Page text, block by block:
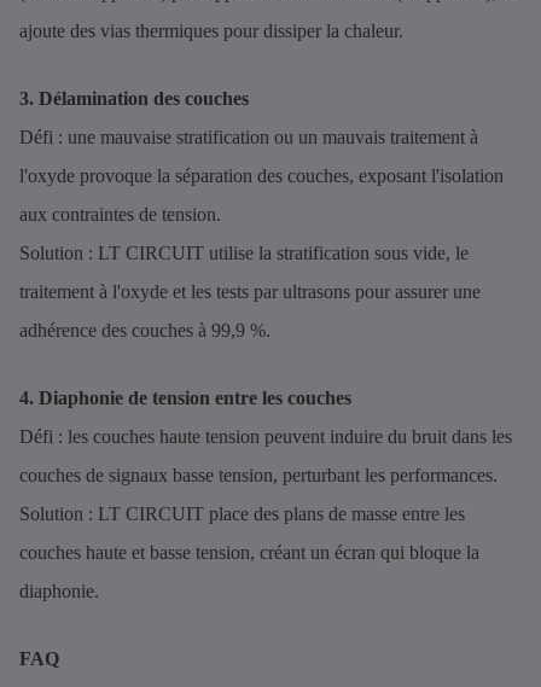
ajoute des vias thermiques pour dissiper la chaleur.
3. Délamination des couches
Défi : une mauvaise stratification ou un mauvais traitement à
l'oxyde provoque la séparation des couches, exposant l'isolation
aux contraintes de tension.
Solution : LT CIRCUIT utilise la stratification sous vide, le
traitement à l'oxyde et les tests par ultrasons pour assurer une
adhérence des couches à 99,9 %.
4. Diaphonie de tension entre les couches
Défi : les couches haute tension peuvent induire du bruit dans les
couches de signaux basse tension, perturbant les performances.
Solution : LT CIRCUIT place des plans de masse entre les
couches haute et basse tension, créant un écran qui bloque la
diaphonie.
FAQ